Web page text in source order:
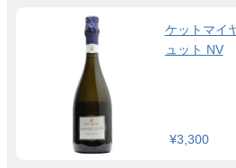
ケットマイ
ュット NV
¥3,300